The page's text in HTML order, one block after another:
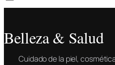
Belleza & Salud
Cuidado de la piel,